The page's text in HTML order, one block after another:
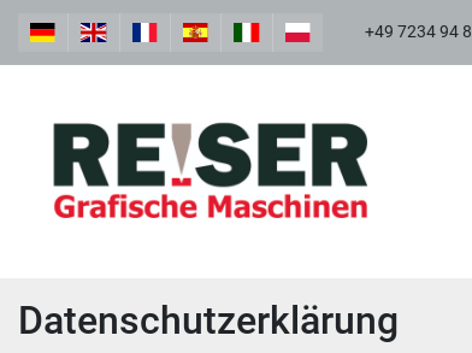
+49 7234 94
Datenschutzerklärung